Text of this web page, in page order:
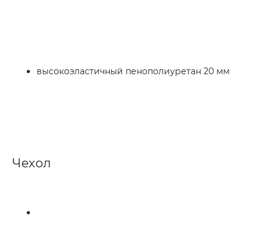
высокоэластичный пенополиуретан 20 мм
Чехол